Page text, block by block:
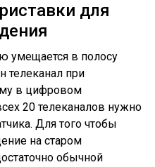
для
умещается в полосу
телеканал при
в цифровом
20 телеканалов нужно
Для того чтобы
на старом
обычной